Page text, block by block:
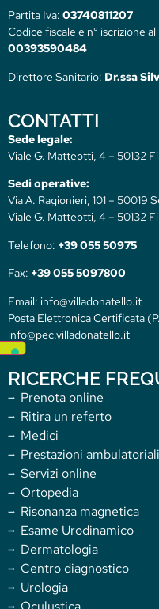
Partita Iva: 03740811207
Codice fiscale e n° iscrizione
00393590484
Direttore Sanitario: Dr.ssa
CONTATTI
Sede legale:
Viale G. Matteotti, 4 – 50132
Sedi operative:
Via A. Ragionieri, 101 – 50019
Viale G. Matteotti, 4 – 50132
Telefono: +39 055 50975
Fax: +39 055 5097800
Email: info@villadonatello.it
Posta Elettronica Certificata
info@pec.villadonatello.it
RICERCHE
Prenota online
Ritira un referto
Medici
Prestazioni ambulatoriali
Servizi online
Ortopedia
Risonanza magnetica
Esame Urodinamico
Dermatologia
Centro diagnostico
Urologia